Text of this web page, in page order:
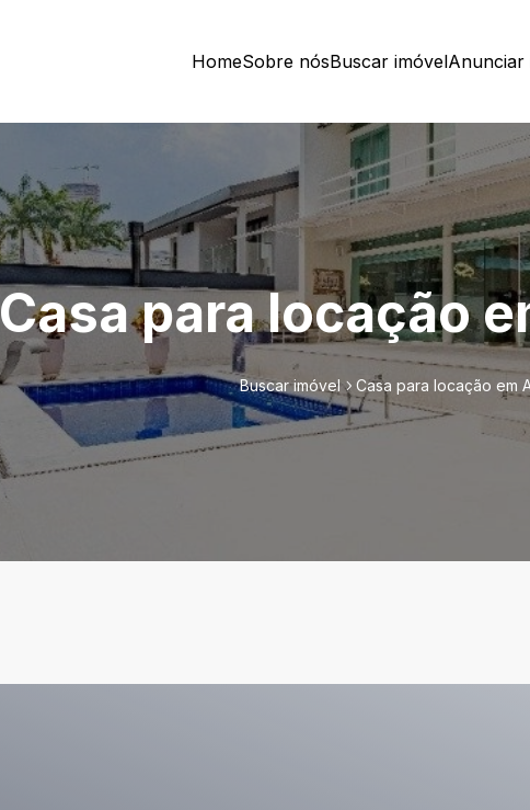
HomeSobre nósBuscar imóvelAnunciar
Casa para locação
Buscar imóvel Casa para locação em